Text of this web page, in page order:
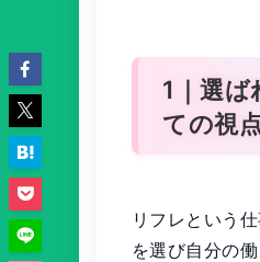
1｜選ば
ての視
リフレという
を選び自分の